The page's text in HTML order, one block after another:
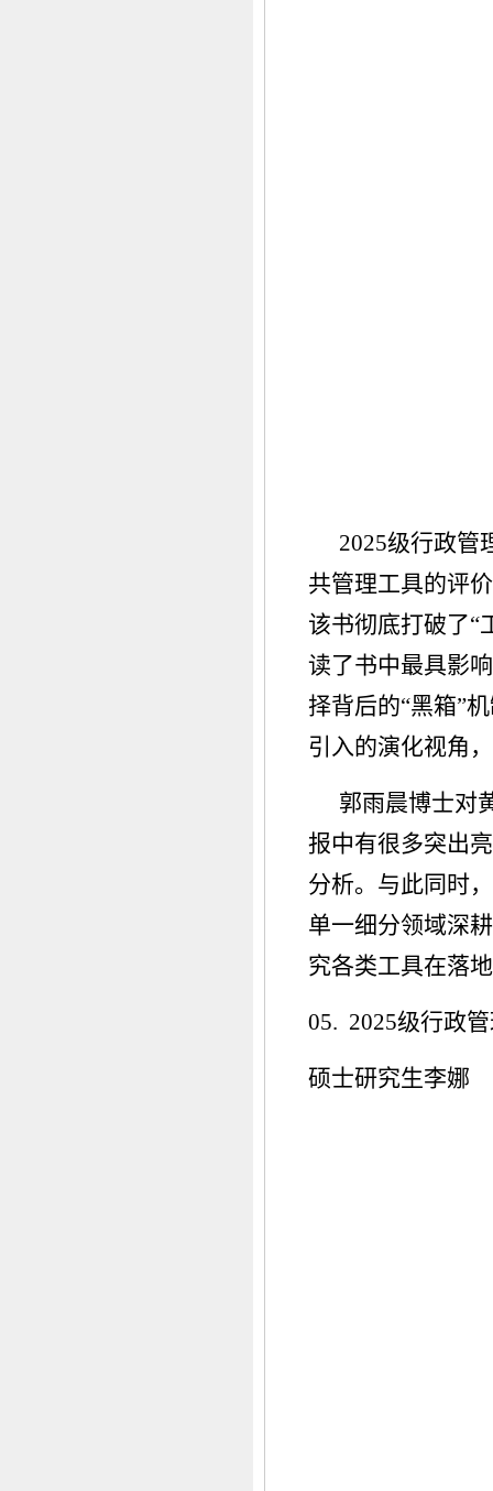
2025级行政管
共管理工具的评
该书彻底打破了“
读了书中最具影
择背后的“黑箱”
引入的演化视角
郭雨晨博士对
报中有很多突出
分析。与此同时
单一细分领域深
究各类工具在落
05. 2025级行政
硕士研究生李娜